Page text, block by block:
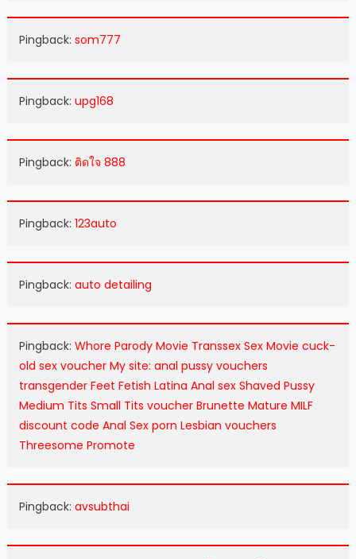
Pingback: som777
Pingback: upg168
Pingback: ติดใจ 888
Pingback: 123auto
Pingback: auto detailing
Pingback: Whore Parody Movie Transsex Sex Movie cuck-
old sex voucher My site: anal pussy vouchers
transgender Feet Fetish Latina Anal sex Shaved Pussy
Medium Tits Small Tits voucher Brunette Mature MILF
discount code Anal Sex porn Lesbian vouchers
Threesome Promote
Pingback: avsubthai